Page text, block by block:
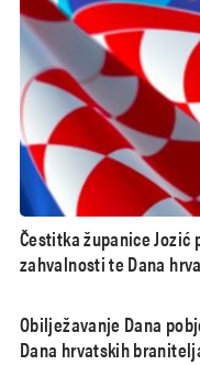
Čestitka županice Jozić
zahvalnosti te Dana
Obilježavanje Dana
Dana hrvatskih